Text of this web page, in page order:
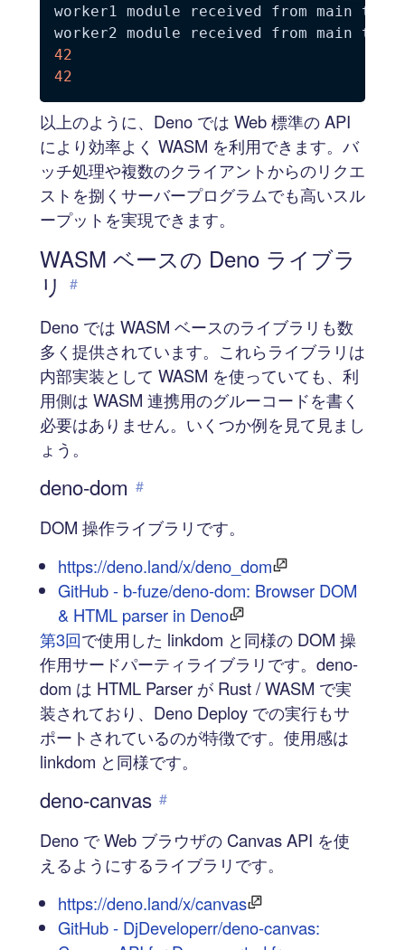
worker1 module received from main
42
42
以上のように、Deno では Web 標準の API
により効率よく WASM を利用できます。バ
ッチ処理や複数のクライアントからのリクエ
ストを捌くサーバープログラムでも高いスル
ープットを実現できます。
WASM ベースの Deno ライブラ
リ
#
Deno では WASM ベースのライブラリも数
多く提供されています。これらライブラリは
内部実装として WASM を使っていても、利
用側は WASM 連携用のグルーコードを書く
必要はありません。いくつか例を見て見まし
ょう。
deno-dom #
DOM 操作ライブラリです。
https://deno.land/x/deno_dom
GitHub - b-fuze/deno-dom: Browser DOM
& HTML parser in Deno
第3回で使用した linkdom と同様の DOM 操
作用サードパーティライブラリです。deno-
dom は HTML Parser が Rust / WASM で実
装されており、Deno Deploy での実行もサ
ポートされているのが特徴です。使用感は
linkdom と同様です。
deno-canvas #
Deno で Web ブラウザの Canvas API を使
えるようにするライブラリです。
https://deno.land/x/canvas
GitHub - DjDeveloperr/deno-canvas: